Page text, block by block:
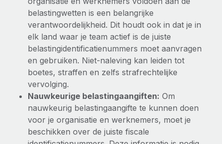
te helpen bij het aannemen, beheren en...
Meer informatie
Hoe Phiture 55 werknemers in 19 landen
beheert met Remote
Phiture, een toonaangevende leider in de wereldwijde
mobiele groeiadviessector, zet zich sinds 2016...
Meer informatie
belastingwetten is een belangrijke
verantwoordelijkheid. Dit houdt ook in dat je in
elk land waar je team actief is de juiste
belastingidentificatienummers moet aanvragen
en gebruiken. Niet-naleving kan leiden tot
boetes, straffen en zelfs strafrechtelijke
vervolging.
Nauwkeurige belastingaangiften: Om
nauwkeurig belastingaangifte te kunnen doen
voor je organisatie en werknemers, moet je
beschikken over de juiste fiscale